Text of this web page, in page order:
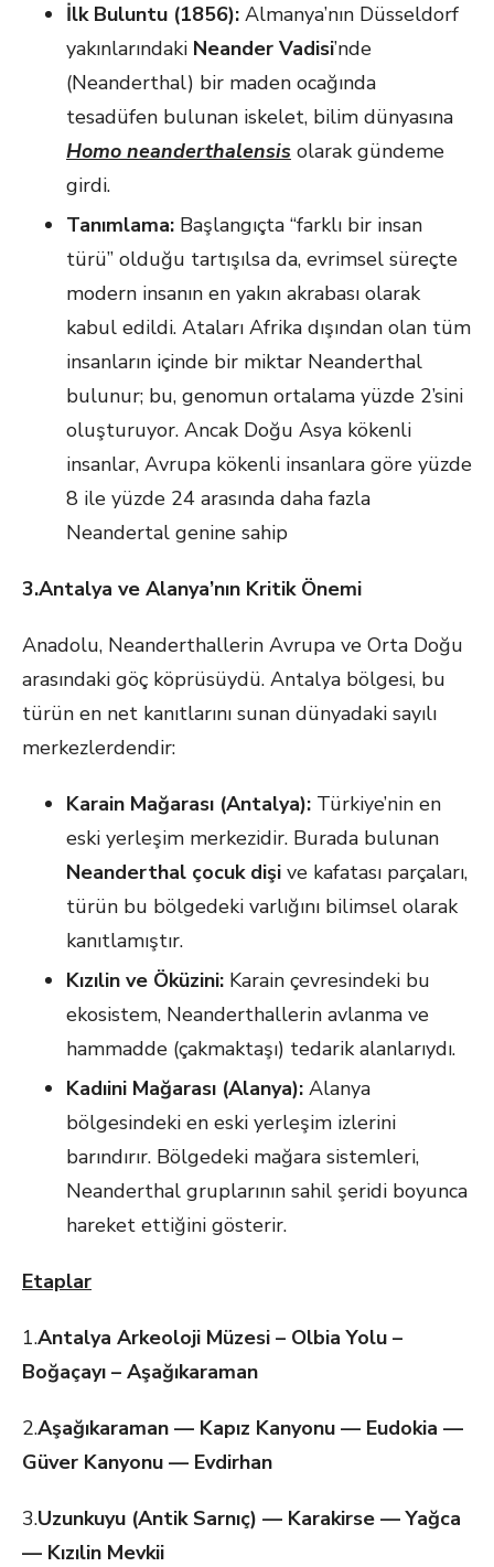
İlk Buluntu (1856): Almanya’nın Düsseldorf
yakınlarındaki Neander Vadisi’nde
(Neanderthal) bir maden ocağında
tesadüfen bulunan iskelet, bilim dünyasına
Homo neanderthalensis olarak gündeme
girdi.
Tanımlama: Başlangıçta “farklı bir insan
türü” olduğu tartışılsa da, evrimsel süreçte
modern insanın en yakın akrabası olarak
kabul edildi. Ataları Afrika dışından olan tüm
insanların içinde bir miktar Neanderthal
bulunur; bu, genomun ortalama yüzde 2’sini
oluşturuyor. Ancak Doğu Asya kökenli
insanlar, Avrupa kökenli insanlara göre yüzde
8 ile yüzde 24 arasında daha fazla
Neandertal genine sahip
3.Antalya ve Alanya’nın Kritik Önemi
Anadolu, Neanderthallerin Avrupa ve Orta Doğu
arasındaki göç köprüsüydü. Antalya bölgesi, bu
türün en net kanıtlarını sunan dünyadaki sayılı
merkezlerdendir:
Karain Mağarası (Antalya): Türkiye’nin en
eski yerleşim merkezidir. Burada bulunan
Neanderthal çocuk dişi ve kafatası parçaları,
türün bu bölgedeki varlığını bilimsel olarak
kanıtlamıştır.
Kızılin ve Öküzini: Karain çevresindeki bu
ekosistem, Neanderthallerin avlanma ve
hammadde (çakmaktaşı) tedarik alanlarıydı.
Kadıini Mağarası (Alanya): Alanya
bölgesindeki en eski yerleşim izlerini
barındırır. Bölgedeki mağara sistemleri,
Neanderthal gruplarının sahil şeridi boyunca
hareket ettiğini gösterir.
Etaplar
1.Antalya Arkeoloji Müzesi – Olbia Yolu –
Boğaçayı – Aşağıkaraman
2.Aşağıkaraman — Kapız Kanyonu — Eudokia —
Güver Kanyonu — Evdirhan
3.Uzunkuyu (Antik Sarnıç) — Karakirse — Yağca
— Kızılin Mevkii